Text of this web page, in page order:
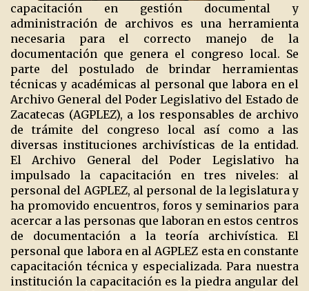
capacitación en gestión documental y
administración de archivos es una herramienta
necesaria para el correcto manejo de la
documentación que genera el congreso local. Se
parte del postulado de brindar herramientas
técnicas y académicas al personal que labora en el
Archivo General del Poder Legislativo del Estado de
Zacatecas (AGPLEZ), a los responsables de archivo
de trámite del congreso local así como a las
diversas instituciones archivísticas de la entidad.
El Archivo General del Poder Legislativo ha
impulsado la capacitación en tres niveles: al
personal del AGPLEZ, al personal de la legislatura y
ha promovido encuentros, foros y seminarios para
acercar a las personas que laboran en estos centros
de documentación a la teoría archivística. El
personal que labora en al AGPLEZ esta en constante
capacitación técnica y especializada. Para nuestra
institución la capacitación es la piedra angular del